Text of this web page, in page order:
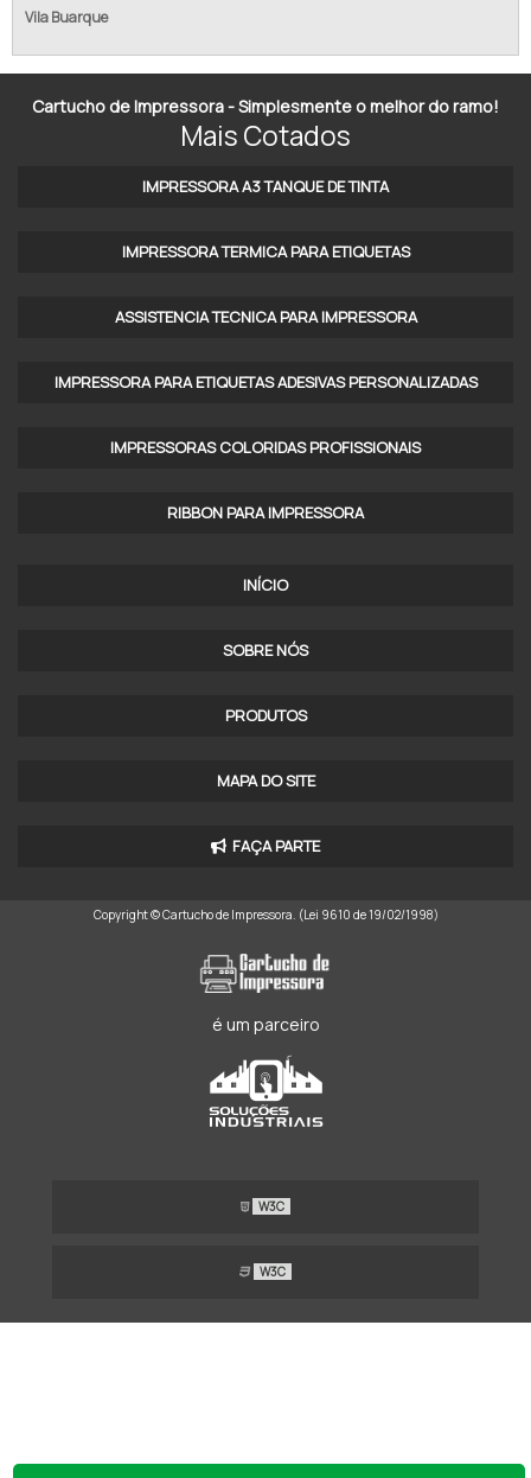
RIBBON CERA 110X74 ZEBRA
RIBBON CERA 110X91
RIBBON ETIQUETA ZEBRA
RIBBON GC420T
RIBBON PARA IMPRESSORA DE ETIQUETAS
ROLO DE RIBBON
Vila Buarque
Cartucho de Impressora - Simplesmente o melhor do ramo!
Mais Cotados
IMPRESSORA A3 TANQUE DE TINTA​
IMPRESSORA TERMICA PARA ETIQUETAS​
ASSISTENCIA TECNICA PARA IMPRESSORA
IMPRESSORA PARA ETIQUETAS ADESIVAS PERSONALIZADAS
IMPRESSORAS COLORIDAS PROFISSIONAIS​
RIBBON PARA IMPRESSORA
INÍCIO
SOBRE NÓS
PRODUTOS
MAPA DO SITE
FAÇA PARTE
Copyright © Cartucho de Impressora. (Lei 9610 de 19/02/1998)
é um parceiro
W3C
W3C